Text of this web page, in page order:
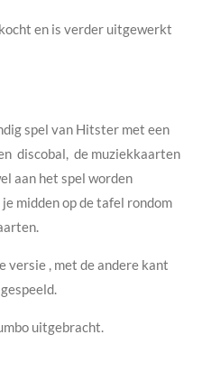
en is verder uitgewerkt
spel van Hitster met een
discobal, de muziekkaarten
aan het spel worden
midden op de tafel rondom
versie , met de andere kant
uitgebracht.